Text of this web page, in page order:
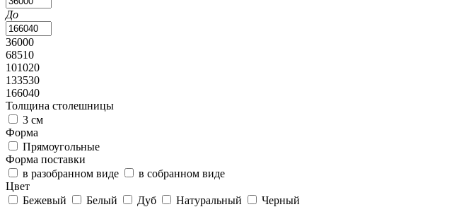
До
36000
68510
101020
133530
166040
Толщина столешницы
3 см
Форма
Прямоугольные
Форма поставки
в разобранном виде
в собранном виде
Цвет
Бежевый
Белый Дуб Натуральный
Черный